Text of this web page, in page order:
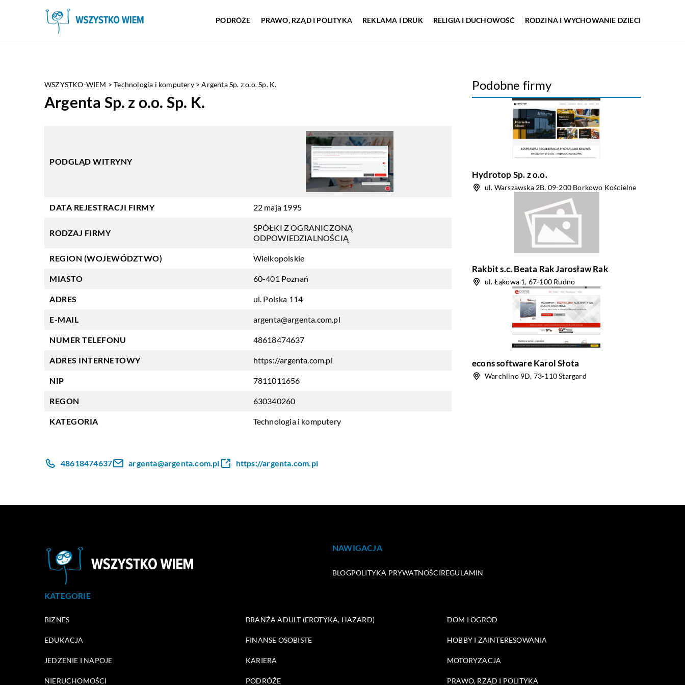
PODRÓŻE PRAWO, RZĄD I POLITYKA REKLAMA I DRUK RELIGIA I DUCHOWOŚĆ RODZINA I WYCHOWANIE DZIECI
WSZYSTKO-WIEM >Technologia i komputery>Argenta Sp. z o.o. Sp. K.
Argenta Sp. z o.o. Sp. K.
PODGLĄD WITRYNY
DATA REJESTRACJI FIRMY 22 maja 1995
RODZAJ FIRMY
SPÓŁKI Z OGRANICZONĄ
ODPOWIEDZIALNOŚCIĄ
REGION (WOJEWÓDZTWO) Wielkopolskie
MIASTO 60-401 Poznań
ADRES ul. Polska 114
E-MAIL argenta@argenta.com.pl
NUMER TELEFONU 48618474637
ADRES INTERNETOWY https://argenta.com.pl
NIP 7811011656
REGON 630340260
KATEGORIA Technologia i komputery
Podobne firmy
Hydrotop Sp. z o.o.
ul. Warszawska 2B, 09-200 Borkowo Kościelne
Rakbit s.c. Beata Rak Jarosław Rak
ul. Łąkowa 1, 67-100 Rudno
econs software Karol Słota
Warchlino 9D, 73-110 Stargard
48618474637 argenta@argenta.com.pl https://argenta.com.pl
NAWIGACJA
BLOGPOLITYKA PRYWATNOŚCIREGULAMIN
KATEGORIE
BIZNES BRANŻA ADULT (EROTYKA, HAZARD) DOM I OGRÓD
EDUKACJA FINANSE OSOBISTE HOBBY I ZAINTERESOWANIA
JEDZENIE I NAPOJE KARIERA MOTORYZACJA
NIERUCHOMOŚCI PODRÓŻE PRAWO, RZĄD I POLITYKA